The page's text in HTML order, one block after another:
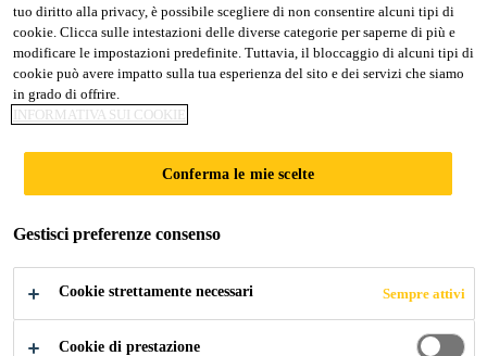
GUANGDONG
DEVELOPMENT
BANK
tuo diritto alla privacy, è possibile scegliere di non consentire alcuni tipi di
cookie. Clicca sulle intestazioni delle diverse categorie per saperne di più e
modificare le impostazioni predefinite. Tuttavia, il bloccaggio di alcuni tipi di
cookie può avere impatto sulla tua esperienza del sito e dei servizi che siamo
in grado di offrire.
INFORMATIVA SUI COOKIE
Conferma le mie scelte
Gestisci preferenze consenso
Cookie strettamente necessari Sempre attivi
Cookie di prestazione